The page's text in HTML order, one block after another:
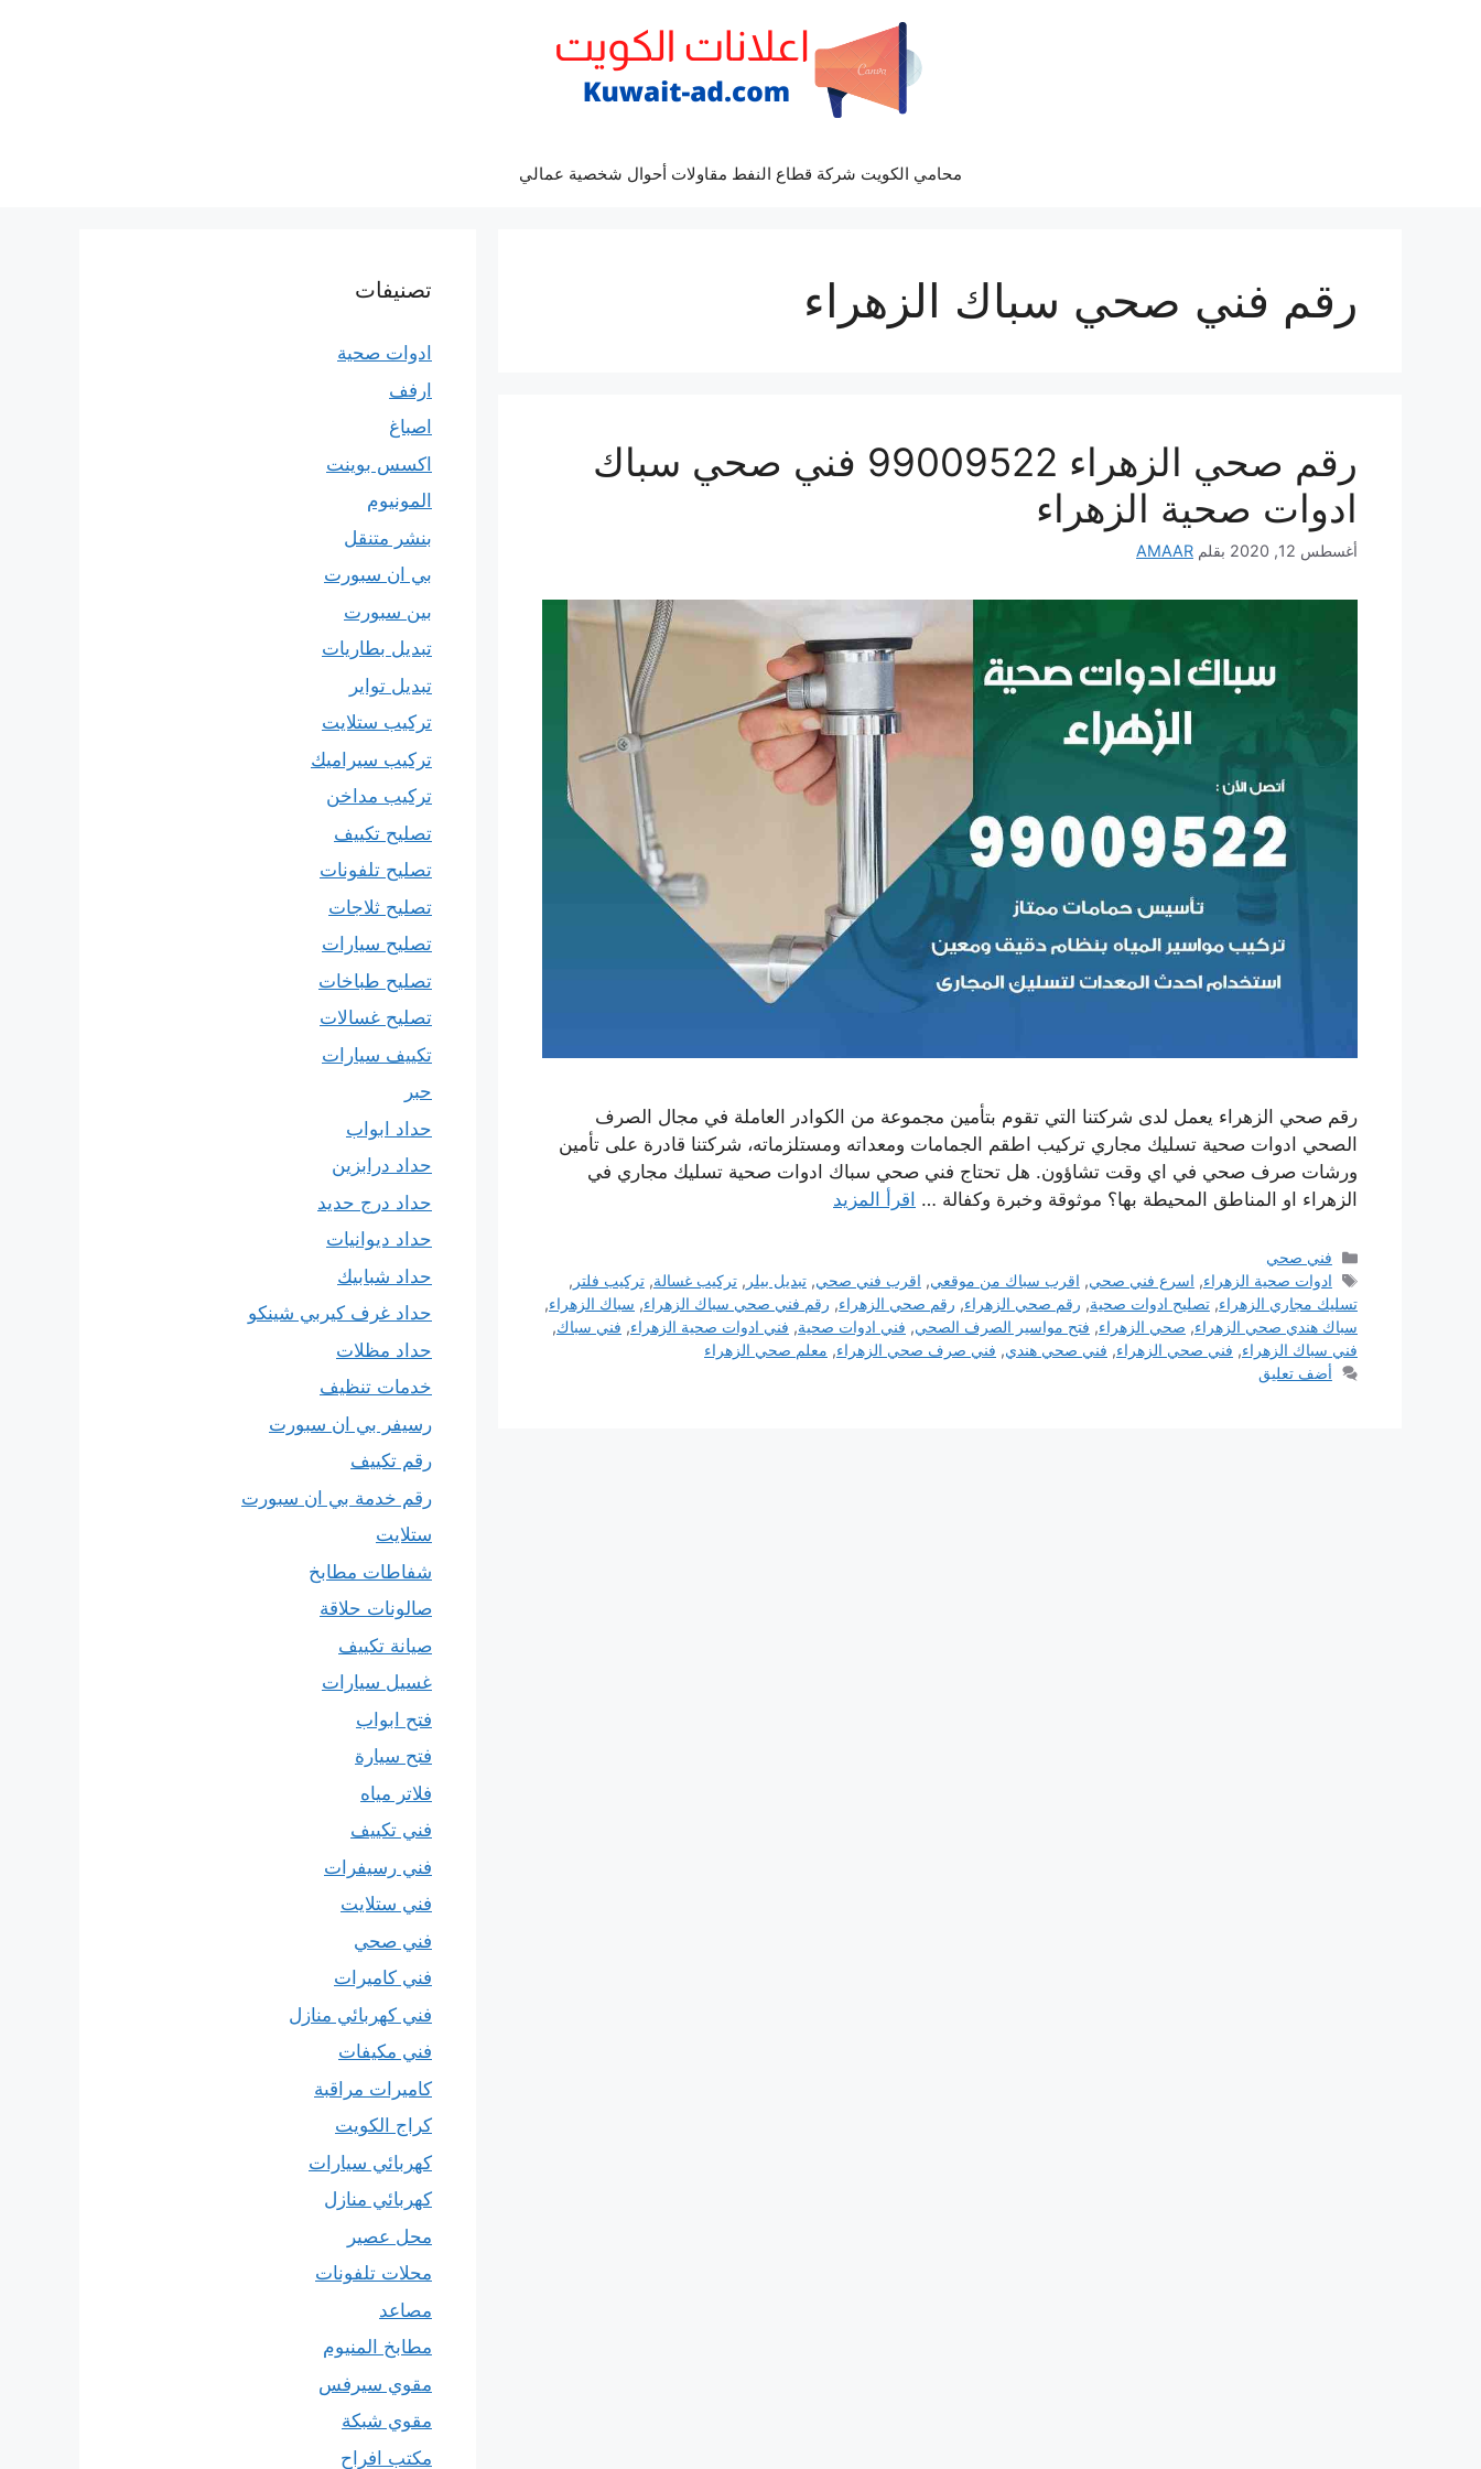
محامي الكويت شركة قطاع النفط مقاولات أحوال شخصية عمالي
رقم فني صحي سباك الزهراء
رقم صحي الزهراء 99009522 فني صحي سباك
ادوات صحية الزهراء
أغسطس 12, 2020 بقلم AMAAR
رقم صحي الزهراء يعمل لدى شركتنا التي تقوم بتأمين مجموعة من الكوادر العاملة في مجال الصرف
الصحي ادوات صحية تسليك مجاري تركيب اطقم الجمامات ومعداته ومستلزماته، شركتنا قادرة على تأمين
ورشات صرف صحي في اي وقت تشاؤون. هل تحتاج فني صحي سباك ادوات صحية تسليك مجاري في
الزهراء او المناطق المحيطة بها؟ موثوقة وخبرة وكفالة … اقرأ المزيد
التصنيفات
فني صحي
الوسوم
ادوات صحية الزهراء, اسرع فني صحي, اقرب سباك من موقعي, اقرب فني صحي,تبديل بيلر ,تركيب غسالة,تركيب فلتر ,
تسليك مجاري الزهراء, تصليح ادوات صحية, رقم صحي الزهراء, رقم صحي الزهراء, رقم فني صحي سباك الزهراء, سباك الزهراء,
سباك هندي صحي الزهراء, صحي الزهراء, فتح مواسير الصرف الصحي, فني ادوات صحية, فني ادوات صحية الزهراء, فني سباك,
فني سباك الزهراء, فني صحي الزهراء, فني صحي هندي, فني صرف صحي الزهراء, معلم صحي الزهراء
أضف تعليق
تصنيفات
ادوات صحية
ارفف
اصباغ
اكسس بوينت
المونيوم
بنشر متنقل
بي ان سبورت
بين سبورت
تبديل بطاريات
تبديل تواير
تركيب ستلايت
تركيب سيراميك
تركيب مداخن
تصليح تكييف
تصليح تلفونات
تصليح ثلاجات
تصليح سيارات
تصليح طباخات
تصليح غسالات
تكييف سيارات
حبر
حداد ابواب
حداد درابزين
حداد درج حديد
حداد ديوانيات
حداد شبابيك
حداد غرف كيربي شينكو
حداد مظلات
خدمات تنظيف
رسيفر بي ان سبورت
رقم تكييف
رقم خدمة بي ان سبورت
ستلايت
شفاطات مطابخ
صالونات حلاقة
صيانة تكييف
غسيل سيارات
فتح ابواب
فتح سيارة
فلاتر مياه
فني تكييف
فني رسيفرات
فني ستلايت
فني صحي
فني كاميرات
فني كهربائي منازل
فني مكيفات
كاميرات مراقبة
كراج الكويت
كهربائي سيارات
كهربائي منازل
محل عصير
محلات تلفونات
مصاعد
مطابخ المنيوم
مقوي سيرفس
مقوي شبكة
مكتب افراح